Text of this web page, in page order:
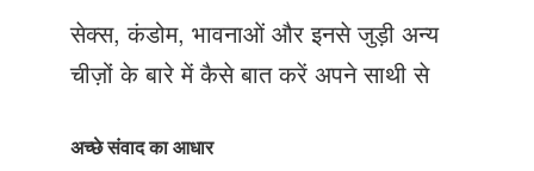
संपर्क करें
सेक्स, कंडोम, भावनाओं और इनसे जुड़ी अन्य
चीज़ों के बारे में कैसे बात करें अपने साथी से
अच्छे संवाद का आधार